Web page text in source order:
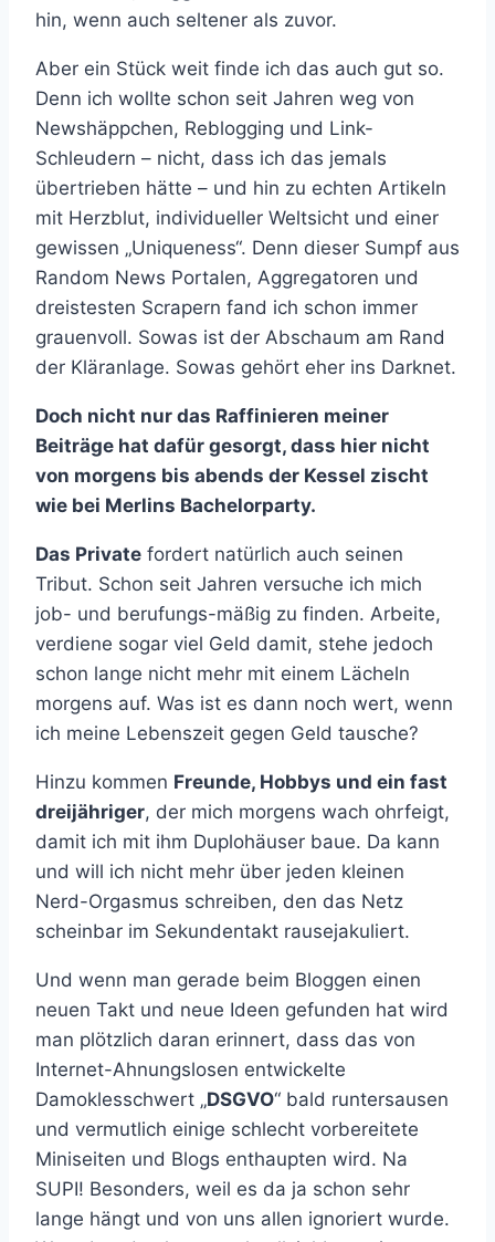
hin, wenn auch seltener als zuvor.
Aber ein Stück weit finde ich das auch gut so.
Denn ich wollte schon seit Jahren weg von
Newshäppchen, Reblogging und Link-
Schleudern – nicht, dass ich das jemals
übertrieben hätte – und hin zu echten Artikeln
mit Herzblut, individueller Weltsicht und einer
gewissen „Uniqueness“. Denn dieser Sumpf aus
Random News Portalen, Aggregatoren und
dreistesten Scrapern fand ich schon immer
grauenvoll. Sowas ist der Abschaum am Rand
der Kläranlage. Sowas gehört eher ins Darknet.
Doch nicht nur das Raffinieren meiner
Beiträge hat dafür gesorgt, dass hier nicht
von morgens bis abends der Kessel zischt
wie bei Merlins Bachelorparty.
Das Private fordert natürlich auch seinen
Tribut. Schon seit Jahren versuche ich mich
job- und berufungs-mäßig zu finden. Arbeite,
verdiene sogar viel Geld damit, stehe jedoch
schon lange nicht mehr mit einem Lächeln
morgens auf. Was ist es dann noch wert, wenn
ich meine Lebenszeit gegen Geld tausche?
Hinzu kommen Freunde, Hobbys und ein fast
dreijähriger, der mich morgens wach ohrfeigt,
damit ich mit ihm Duplohäuser baue. Da kann
und will ich nicht mehr über jeden kleinen
Nerd-Orgasmus schreiben, den das Netz
scheinbar im Sekundentakt rausejakuliert.
Und wenn man gerade beim Bloggen einen
neuen Takt und neue Ideen gefunden hat wird
man plötzlich daran erinnert, dass das von
Internet-Ahnungslosen entwickelte
Damoklesschwert „DSGVO“ bald runtersausen
und vermutlich einige schlecht vorbereitete
Miniseiten und Blogs enthaupten wird. Na
SUPI! Besonders, weil es da ja schon sehr
lange hängt und von uns allen ignoriert wurde.